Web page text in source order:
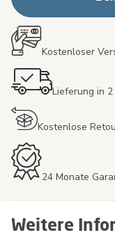
Kostenloser
Lieferung in
Kostenlose
24 Monate
Weitere